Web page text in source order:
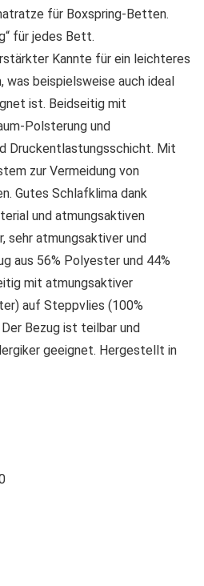
für Boxspring-Betten.
für jedes Bett.
Kannte für ein leichteres
was beispielsweise auch ideal
ist. Beidseitig mit
Polsterung und
Druckentlastungsschicht. Mit
zur Vermeidung von
Gutes Schlafklima dank
und atmungsaktiven
sehr atmungsaktiver und
aus 56% Polyester und 44%
mit atmungsaktiver
auf Steppvlies (100%
Bezug ist teilbar und
geeignet. Hergestellt in